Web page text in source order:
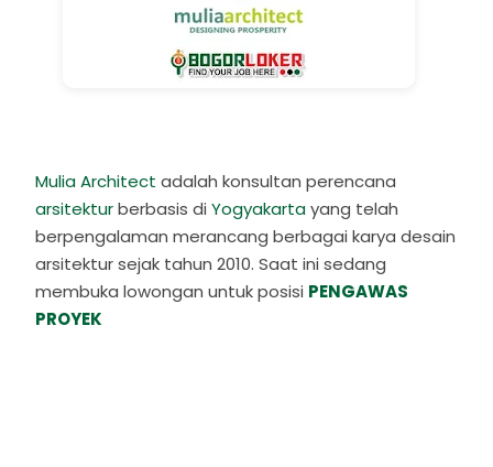
Mulia Architect adalah konsultan perencana
arsitekturberbasis diYogyakartayang telah
berpengalaman merancang berbagai karya desain
arsitektur sejak tahun 2010. Saat ini sedang
membuka lowongan untuk posisi PENGAWAS
PROYEK